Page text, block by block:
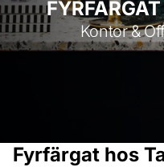
Kontor &
Fyrfärgat hos